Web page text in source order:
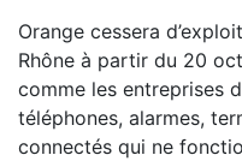
Orange cessera
Rhône à partir du 20
comme les entreprises
téléphones, alarmes,
connectés qui ne